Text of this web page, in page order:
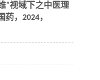
”视域下之中医理
药， 2024，